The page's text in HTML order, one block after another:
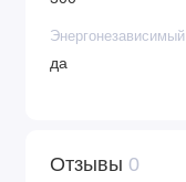
Энергонезависимый
да
Отзывы 0